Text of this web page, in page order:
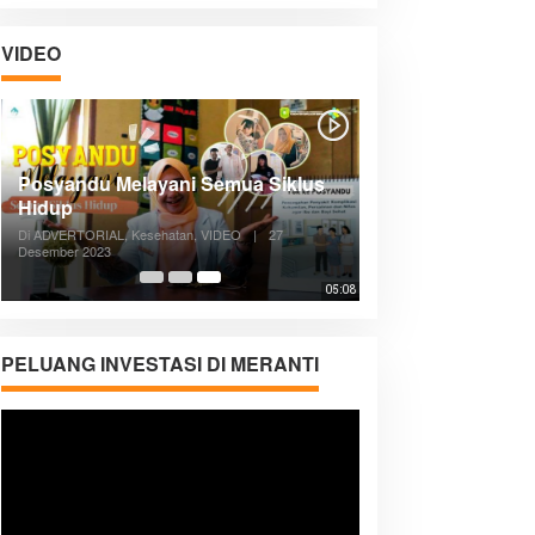
VIDEO
05:08
Posyandu Melayani Semua Siklus
Hidup
Di ADVERTORIAL, Kesehatan, VIDEO |
27
Desember 2023
PELUANG INVESTASI DI MERANTI